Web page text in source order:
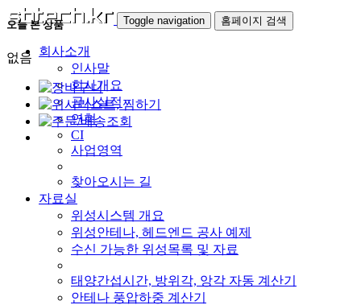
Toggle navigation 홈페이지 검색
회사소개
인사말
회사개요
공사실적
연혁
CI
사업영역
찾아오시는 길
자료실
위성시스템 개요
위성안테나, 헤드엔드 공사 예제
수신 가능한 위성목록 및 자료
태양간섭시간, 방위각, 앙각 자동 계산기
안테나 풍압하중 계산기
오늘 본 상품
없음